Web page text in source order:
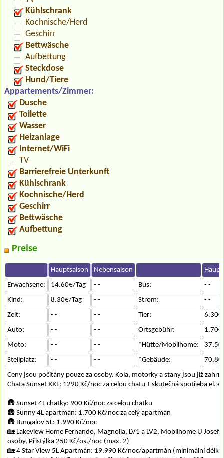
Kühlschrank
Kochnische/Herd
Geschirr
Bettwäsche
Aufbettung
Steckdose
Hund/Tiere
Appartements/Zimmer:
Dusche
Toilette
Wasser
Heizanlage
Internet/WiFi
TV
Barrierefreie Unterkunft
Kühlschrank
Kochnische/Herd
Geschirr
Bettwäsche
Aufbettung
Preise
Hauptsaison Nebensaison
Erwachsene:
14.60€/Tag - - Bus:
- -
Kind:
8.30€/Tag - - Strom:
- -
Zelt:
- - - - Tier:
Auto:
- - - - Ortsgebühr:
Moto:
- - - - *Hütte/Mobilhome:
Stellplatz:
- - - - *Gebäude:
Ceny jsou počítány pouze za osoby. Kola, motorky a stany jsou již
Chata Sunset XXL: 1290 Kč/noc za celou chatu + skutečná spotřeba el.
🛖 Sunset 4L chatky: 900 Kč/noc za celou chatku
🛖 Sunny 4L apartmán: 1.700 Kč/noc za celý apartmán
🛖 Bungalov 5L: 1.990 Kč/noc
🏡 Lakeview Home Fernando, Magnolia, LV1 a LV2, Mobilhome U
osoby, Přistýlka 250 Kč/os./noc (max. 2)
🏡 4 Star View 5L Apartmán: 19.990 Kč/noc/apartmán (minimální